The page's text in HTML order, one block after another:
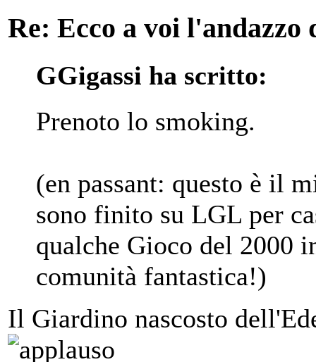
Re: Ecco a voi l'andazzo
GGigassi ha scritto:
Prenoto lo smoking.
(en passant: questo è il
sono finito su LGL per
qualche Gioco del 2000
comunità fantastica!)
Il Giardino nascosto